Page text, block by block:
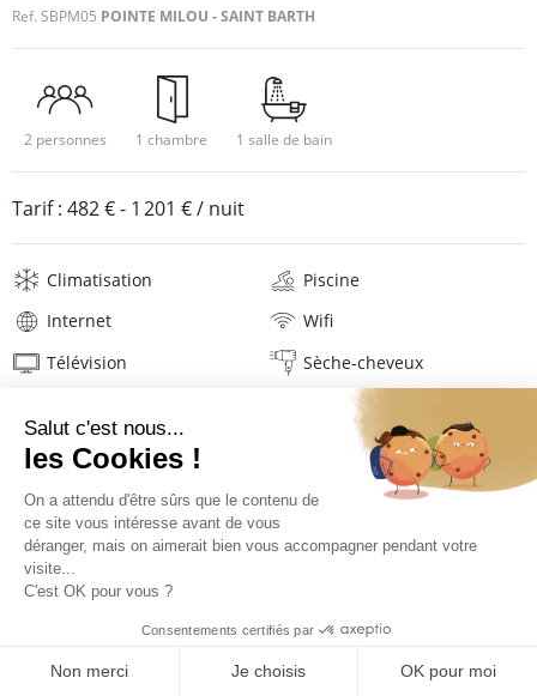
Ref. SBPM05 POINTE MILOU - SAINT BARTH
2 personnes 1 chambre 1 salle de bain
Tarif : 482 €- 1 201 €/ nuit
Climatisation
Piscine
Internet
Wifi
Télévision
Sèche-cheveux
Linge de maison
TARIFS ET RÉSERVATION
Description Localisation
Situation de la villa
Cette petite villa se situe sur les hauteurs de Pointe Milou,